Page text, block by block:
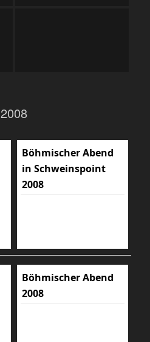
2008
Böhmischer Abend
in Schweinspoint
2008
Böhmischer Abend
2008